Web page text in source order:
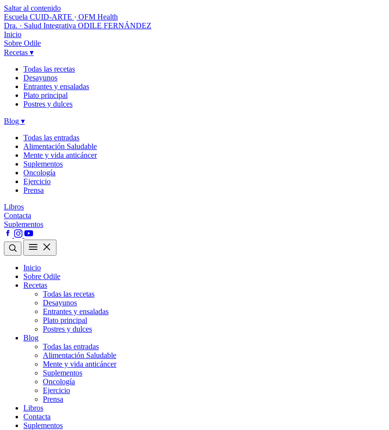
Saltar al contenido
Escuela CUID-ARTE · OFM Health
Dra. · Salud Integrativa ODILE FERNÁNDEZ
Inicio
Sobre Odile
Recetas ▾
Todas las recetas
Desayunos
Entrantes y ensaladas
Plato principal
Postres y dulces
Blog ▾
Todas las entradas
Alimentación Saludable
Mente y vida anticáncer
Suplementos
Oncología
Ejercicio
Prensa
Libros
Contacta
Suplementos
Inicio
Sobre Odile
Recetas
Todas las recetas
Desayunos
Entrantes y ensaladas
Plato principal
Postres y dulces
Blog
Todas las entradas
Alimentación Saludable
Mente y vida anticáncer
Suplementos
Oncología
Ejercicio
Prensa
Libros
Contacta
Suplementos